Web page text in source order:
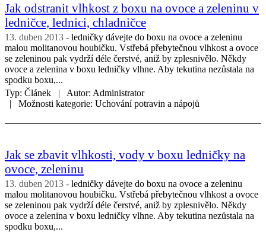
Jak odstranit vlhkost z boxu na ovoce a zeleninu v
ledničce, lednici, chladničce
13. duben 2013
ledničky dávejte do boxu na ovoce a zeleninu
malou molitanovou houbičku. Vstřebá přebytečnou vlhkost a ovoce
se zeleninou pak vydrží déle čerstvé, aniž by zplesnivělo. Někdy
ovoce a zelenina v boxu ledničky vlhne. Aby tekutina nezůstala na
spodku boxu,...
Typ: Článek Autor: Administrator
Možnosti kategorie: Uchování potravin a nápojů
Jak se zbavit vlhkosti, vody v boxu ledničky na
ovoce, zeleninu
13. duben 2013
ledničky dávejte do boxu na ovoce a zeleninu
malou molitanovou houbičku. Vstřebá přebytečnou vlhkost a ovoce
se zeleninou pak vydrží déle čerstvé, aniž by zplesnivělo. Někdy
ovoce a zelenina v boxu ledničky vlhne. Aby tekutina nezůstala na
spodku boxu,...